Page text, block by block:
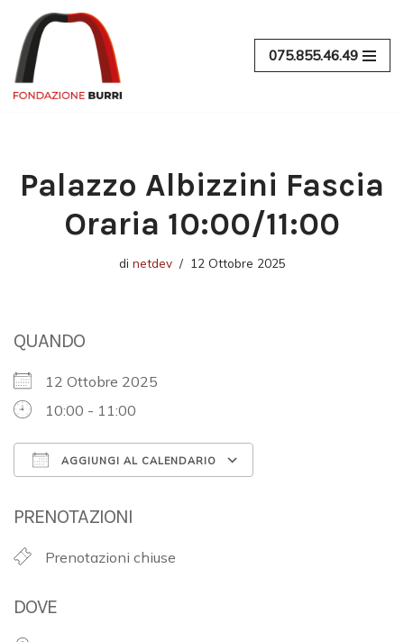
Vai
al
contenuto
075.855.46.49
Palazzo Albizzini Fascia
Oraria 10:00/11:00
di netdev 12 Ottobre 2025
QUANDO
12 Ottobre 2025
10:00 - 11:00
AGGIUNGI AL CALENDARIO
PRENOTAZIONI
Prenotazioni chiuse
DOVE